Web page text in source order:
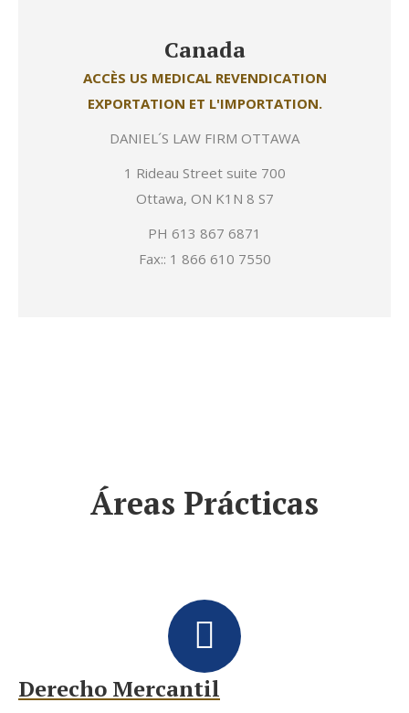
Canada
ACCÈS US MEDICAL REVENDICATION
EXPORTATION ET L'IMPORTATION.
DANIEL´S LAW FIRM OTTAWA
1 Rideau Street suite 700
Ottawa, ON K1N 8 S7
PH 613 867 6871
Fax:: 1 866 610 7550
Áreas Prácticas
Derecho Mercantil